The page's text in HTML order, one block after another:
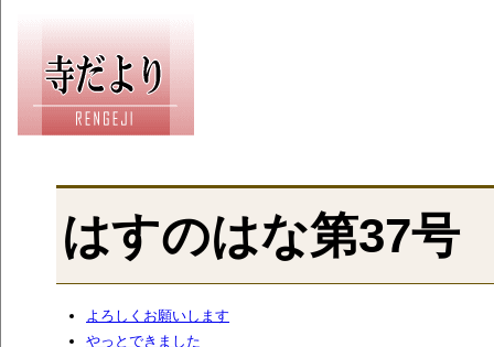
はすのはな第37号
よろしくお願いします
やっとできました